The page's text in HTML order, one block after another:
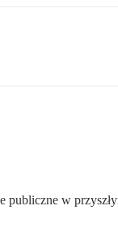
publiczne w